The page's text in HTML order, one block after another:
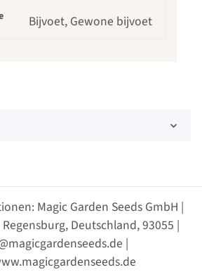
Bijvoet, Gewone bijvoet
Magic Garden Seeds GmbH |
Deutschland, 93055 |
|